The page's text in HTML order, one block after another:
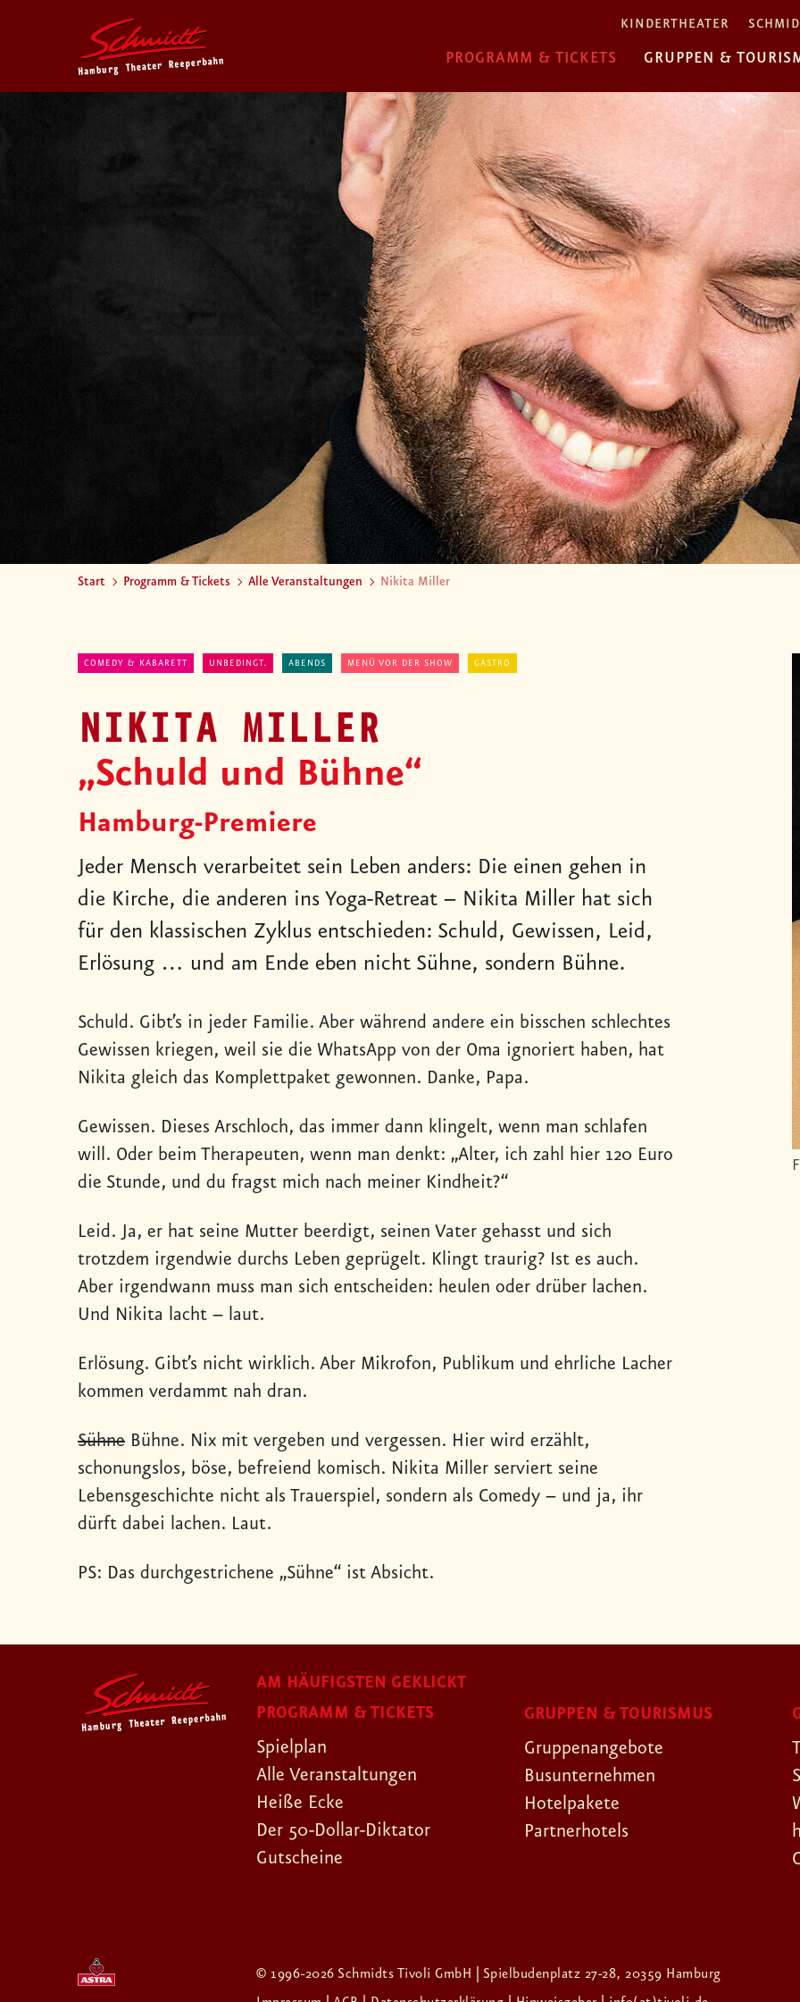
KINDERTHEATER
PROGRAMM & TICKETS GRUPPEN &
Start Programm & Tickets Alle Veranstaltungen Nikita Miller
COMEDY & KABARETT UNBEDINGT. ABENDS MENÜ VOR DER SHOW GASTRO
NIKITA MILLER
„Schuld und Bühne“
Hamburg-Premiere
Jeder Mensch verarbeitet sein Leben anders: Die einen gehen in
die Kirche, die anderen ins Yoga-Retreat – Nikita Miller hat sich
für den klassischen Zyklus entschieden: Schuld, Gewissen, Leid,
Erlösung … und am Ende eben nicht Sühne, sondern Bühne.
Schuld. Gibt’s in jeder Familie. Aber während andere ein bisschen schlechtes
Gewissen kriegen, weil sie die WhatsApp von der Oma ignoriert haben, hat
Nikita gleich das Komplettpaket gewonnen. Danke, Papa.
Gewissen. Dieses Arschloch, das immer dann klingelt, wenn man schlafen
will. Oder beim Therapeuten, wenn man denkt: „Alter, ich zahl hier 120 Euro
die Stunde, und du fragst mich nach meiner Kindheit?“
Leid. Ja, er hat seine Mutter beerdigt, seinen Vater gehasst und sich
trotzdem irgendwie durchs Leben geprügelt. Klingt traurig? Ist es auch.
Aber irgendwann muss man sich entscheiden: heulen oder drüber lachen.
Und Nikita lacht – laut.
Erlösung. Gibt’s nicht wirklich. Aber Mikrofon, Publikum und ehrliche Lacher
kommen verdammt nah dran.
Sühne Bühne. Nix mit vergeben und vergessen. Hier wird erzählt,
schonungslos, böse, befreiend komisch. Nikita Miller serviert seine
Lebensgeschichte nicht als Trauerspiel, sondern als Comedy – und ja, ihr
dürft dabei lachen. Laut.
PS: Das durchgestrichene „Sühne“ ist Absicht.
AM HÄUFIGSTEN GEKLICKT
PROGRAMM & TICKETS
Spielplan
Alle Veranstaltungen
Heiße Ecke
Der 50-Dollar-Diktator
Gutscheine
GRUPPEN & TOURISMUS
Gruppenangebote
Busunternehmen
Hotelpakete
Partnerhotels
© 1996-2026 Schmidts Tivoli GmbH | Spielbudenplatz 27-28, 20359 Hamburg